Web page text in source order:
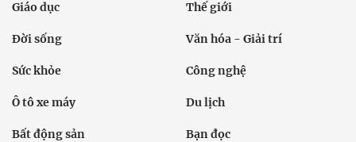
Giáo dục Thế giới
Đời sống Văn hóa - Giải trí
Sức khỏe Công nghệ
Ô tô xe máy Du lịch
Bất động sản Bạn đọc